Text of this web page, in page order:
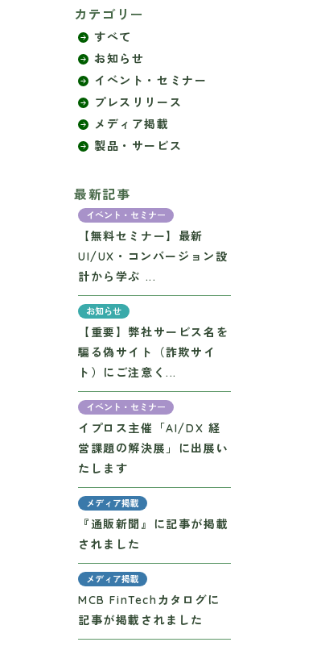
カテゴリー
すべて
お知らせ
イベント・セミナー
プレスリリース
メディア掲載
製品・サービス
最新記事
イベント・セミナー
【無料セミナー】最新
UI/UX・コンバージョン設
計から学ぶ ...
お知らせ
【重要】弊社サービス名を
騙る偽サイト（詐欺サイ
ト）にご注意く...
イベント・セミナー
イプロス主催「AI/DX 経
営課題の解決展」に出展い
たします
メディア掲載
『通販新聞』に記事が掲載
されました
メディア掲載
MCB FinTechカタログに
記事が掲載されました